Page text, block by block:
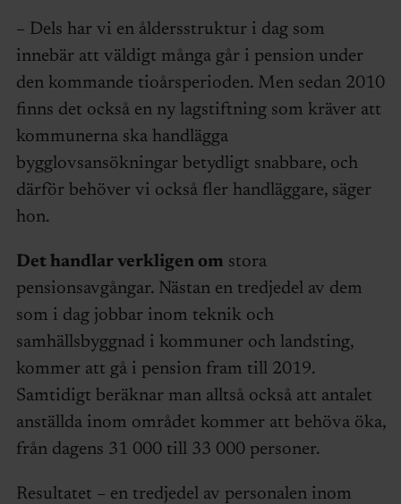
– Dels har vi en åldersstruktur i dag som
innebär att väldigt många går i pension under
den kommande tioårsperioden. Men sedan 2010
finns det också en ny lagstiftning som kräver att
kommunerna ska handlägga
bygglovsansökningar betydligt snabbare, och
därför behöver vi också fler handläggare, säger
hon.
Det handlar verkligen om stora
pensionsavgångar. Nästan en tredjedel av dem
som i dag jobbar inom teknik och
samhällsbyggnad i kommuner och landsting,
kommer att gå i pension fram till 2019.
Samtidigt beräknar man alltså också att antalet
anställda inom området kommer att behöva öka,
från dagens 31 000 till 33 000 personer.
Resultatet – en tredjedel av personalen inom